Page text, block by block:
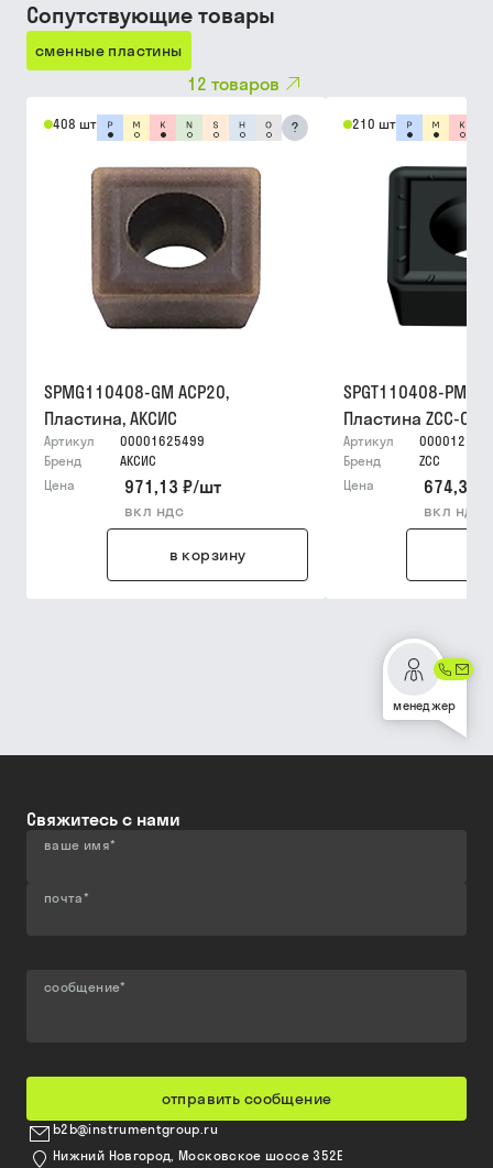
Сопутствующие товары
сменные пластины
12 товаров
408 шт ?
SPMG110408-GM ACP20,
Пластина, АКСИС
Артикул
00001625499
Бренд
АКСИС
Цена
971,13 ₽/шт
вкл ндс
в корзину
210 шт
SPGT110408-PM
Пластина ZCC-CT
Артикул
Бренд
ZCC
Цена
674,36 ₽
вкл ндс
менеджер
Свяжитесь с нами
ваше имя*
почта*
сообщение*
отправить сообщение
b2b@instrumentgroup.ru
Нижний Новгород, Московское шоссе 352Е